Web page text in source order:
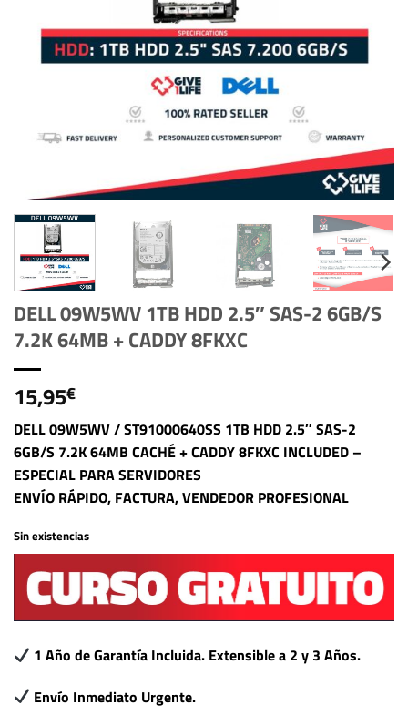
DELL 09W5WV 1TB HDD 2.5″ SAS-2 6GB/S
7.2K 64MB + CADDY 8FKXC
15,95€
DELL 09W5WV / ST91000640SS 1TB HDD 2.5″ SAS-2
6GB/S 7.2K 64MB CACHÉ + CADDY 8FKXC INCLUDED –
ESPECIAL PARA SERVIDORES
ENVÍO RÁPIDO, FACTURA, VENDEDOR PROFESIONAL
Sin existencias
1 Año de Garantía Incluida. Extensible a 2 y 3 Años.
Envío Inmediato Urgente.